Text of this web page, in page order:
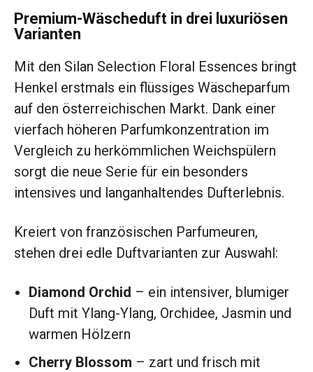
Premium-Wäscheduft in drei luxuriösen
Varianten
Mit den Silan Selection Floral Essences bringt
Henkel erstmals ein flüssiges Wäscheparfum
auf den österreichischen Markt. Dank einer
vierfach höheren Parfumkonzentration im
Vergleich zu herkömmlichen Weichspülern
sorgt die neue Serie für ein besonders
intensives und langanhaltendes Dufterlebnis.
Kreiert von französischen Parfumeuren,
stehen drei edle Duftvarianten zur Auswahl:
Diamond Orchid – ein intensiver, blumiger
Duft mit Ylang-Ylang, Orchidee, Jasmin und
warmen Hölzern
Cherry Blossom – zart und frisch mit